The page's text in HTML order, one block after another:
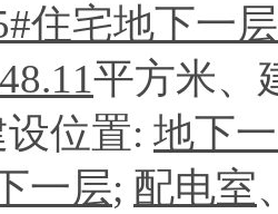
住宅地下一层
平方米、
位置: 地下
一层; 配电室